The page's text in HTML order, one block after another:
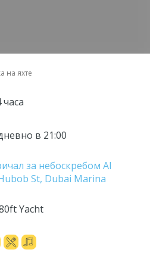
на яхте
часа
в 21:00
за небоскребом Al
St, Dubai Marina
Yacht